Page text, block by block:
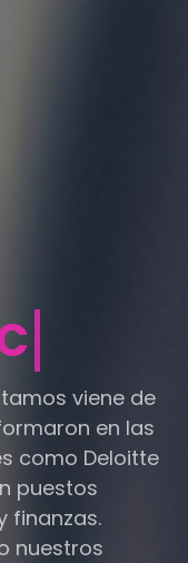
viene de
en las
como Deloitte
puestos
finanzas.
nuestros